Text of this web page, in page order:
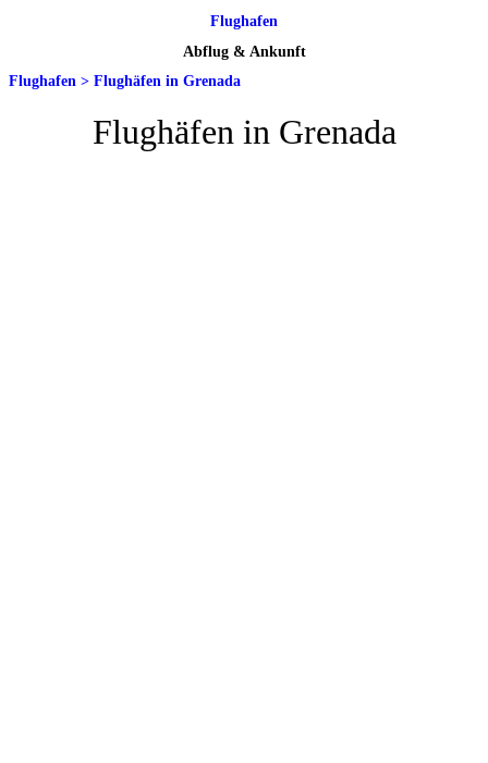
Flughafen
Abflug & Ankunft
Flughafen > Flughäfen in Grenada
Flughäfen in Grenada